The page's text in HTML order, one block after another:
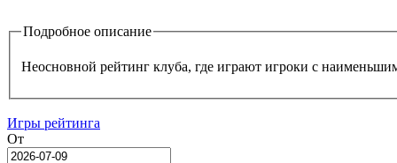
Подробное описание
Неосновной рейтинг клуба, где играют игроки с
Игры рейтинга
От
Date